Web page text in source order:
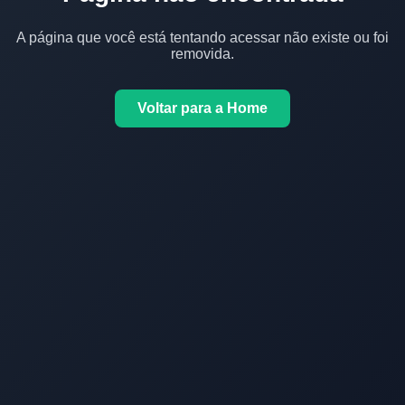
A página que você está tentando acessar não existe ou foi
removida.
Voltar para a Home